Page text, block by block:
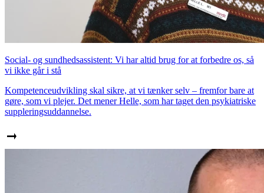
Social- og sundhedsassistent: Vi har altid brug for at forbedre os, så
vi ikke går i stå
Kompetenceudvikling skal sikre, at vi tænker selv – fremfor bare at
gøre, som vi plejer. Det mener Helle, som har taget den psykiatriske
suppleringsuddannelse.